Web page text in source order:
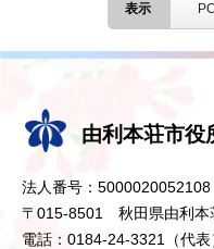
表示 PC
由利本荘市役
法人番号：5000020052108
〒015-8501 秋田県由利本
電話：0184-24-3321（代表